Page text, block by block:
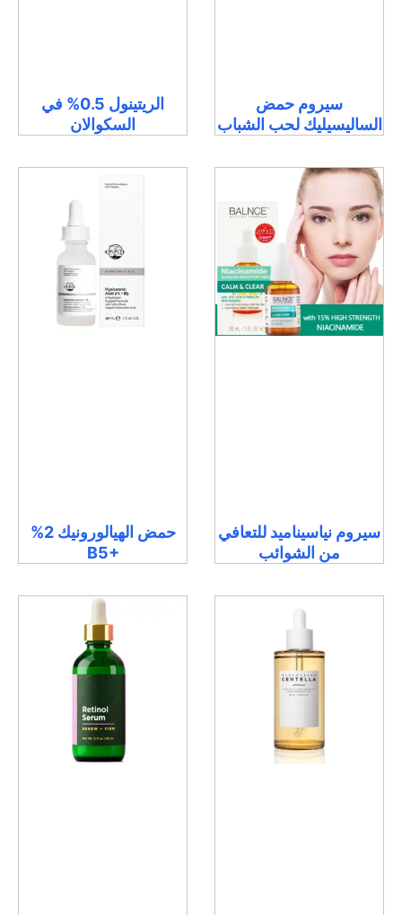
سيروم حمض
الساليسيليك لحب الشباب
الريتينول 0.5% في
السكوالان
سيروم نياسيناميد للتعافي
من الشوائب
حمض الهيالورونيك 2%
+B5